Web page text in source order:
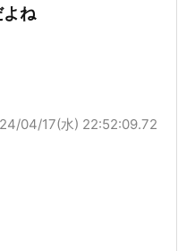
ね
04/17(水) 22:52:09.72